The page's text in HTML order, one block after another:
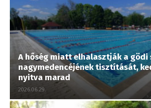
A hőség miatt elhalasztják a gödi
nagymedencéjének tisztítását,
nyitva marad
2026.06.29.